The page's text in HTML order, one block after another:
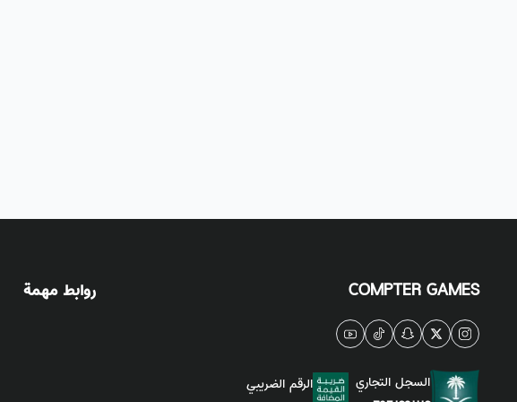
COMPTER GAMES
السجل التجاري
الرقم الضريبي
روابط مهمة